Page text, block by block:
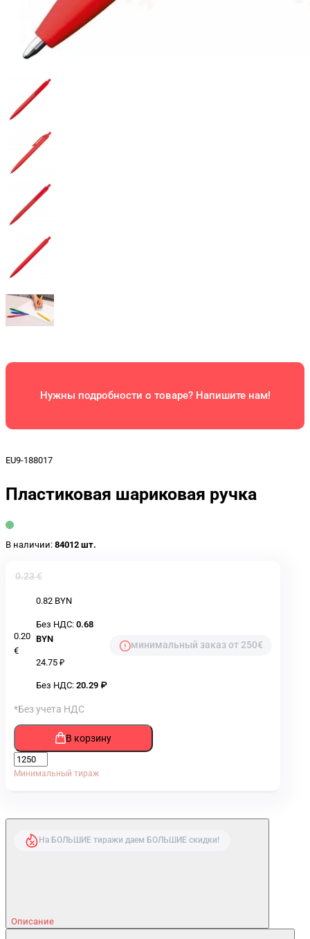
Нужны подробности о товаре? Напишите нам!
EU9-188017
Пластиковая шариковая ручка
В наличии: 84012 шт.
0.20
€
0.82 BYN
Без НДС:0.68
BYN
24.75 ₽
Без НДС:20.29 ₽
минимальный заказ от 250€
0.23 €
*Без учета НДС
В корзину
Минимальный тираж
На БОЛЬШИЕ тиражи даем БОЛЬШИЕ скидки!
Описание